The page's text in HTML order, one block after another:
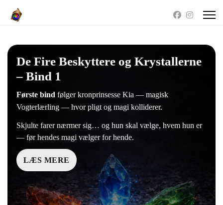
De Fire Beskyttere og Krystallerne
– Bind 1
Første bind følger kronprinsesse Kia — magisk
Vogterlærling — hvor pligt og magi kolliderer.
Skjulte farer nærmer sig… og hun skal vælge, hvem hun er
— før hendes magi vælger for hende.
LÆS MERE